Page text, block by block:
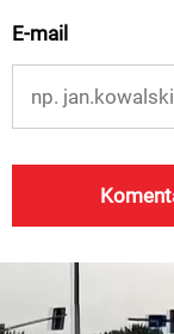
E-mail